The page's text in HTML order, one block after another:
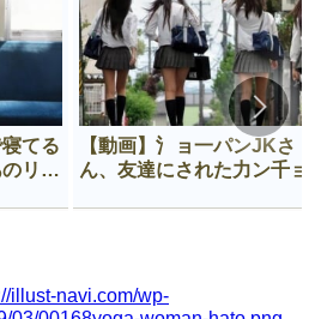
てる
リー
【動画】氵ョ一パンJKさ
ん、友達にされた力ン千ョ